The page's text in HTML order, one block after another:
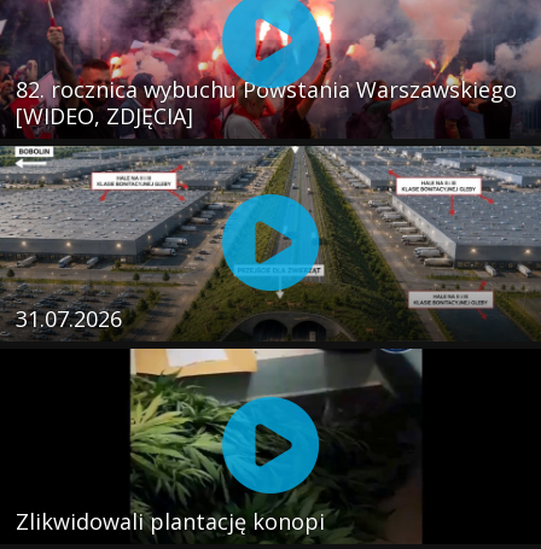
82. rocznica wybuchu Powstania Warszawskiego
[WIDEO, ZDJĘCIA]
31.07.2026
Zlikwidowali plantację konopi